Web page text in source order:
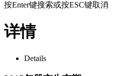
按Enter键搜索或按ESC键取消
详情
Details